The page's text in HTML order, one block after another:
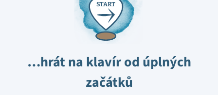
START
…hrát na klavír od úplných
začátků